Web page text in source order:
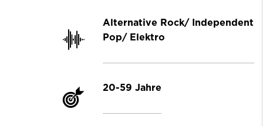
Alternative Rock/ Independent
Pop/ Elektro
20-59 Jahre